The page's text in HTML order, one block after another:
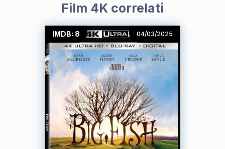
Film 4K correlati
IMDB: 8 04/03/2025